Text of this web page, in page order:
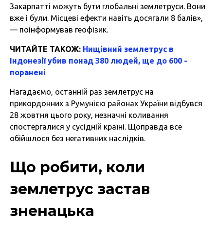
Закарпатті можуть бути глобальні землетруси. Вони
вже і були. Місцеві ефекти навіть досягали 8 балів»,
— поінформував геофізик.
ЧИТАЙТЕ ТАКОЖ: Нищівний землетрус в
Індонезії убив понад 380 людей, ще до 600 -
поранені
Нагадаємо, останній раз землетрус на
прикордонних з Румунією районах України відбувся
28 жовтня цього року, незначні коливання
спостергалися у сусідній країні. Щоправда все
обійшлося без негативних наслідків.
Що робити, коли
землетрус застав
зненацька